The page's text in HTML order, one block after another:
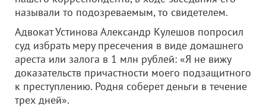
называли то подозреваемым, то свидетелем.
Адвокат Устинова Александр Кулешов попросил
суд избрать меру пресечения в виде домашнего
ареста или залога в 1 млн рублей: «Я не вижу
доказательств причастности моего подзащитного
к преступлению. Родня соберет деньги в течение
трех дней».